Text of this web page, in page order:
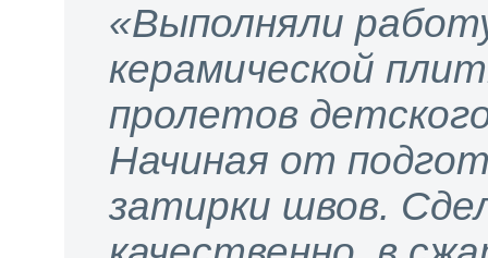
«Выполняли
керамической
пролетов
Начиная от
затирки швов.